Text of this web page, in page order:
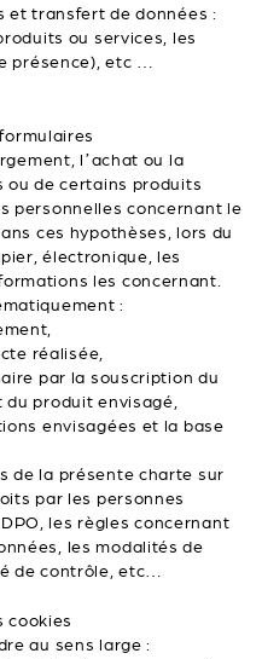
transfert de données :
ou services, les
présence), etc …
l’achat ou la
ou de certains produits
personnelles concernant le
ces hypothèses, lors du
électronique, les
les concernant.
:
réalisée,
par la souscription du
du produit envisagé,
envisagées et la base
de la présente charte sur
par les personnes
les règles concernant
les modalités de
de contrôle, etc…
cookies
au sens large :